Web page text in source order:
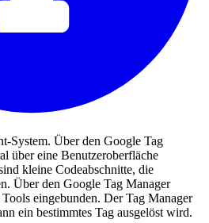
System. Über den Google Tag
über eine Benutzeroberfläche
kleine Codeabschnitte, die
Über den Google Tag Manager
eingebunden. Der Tag Manager
ein bestimmtes Tag ausgelöst wird.